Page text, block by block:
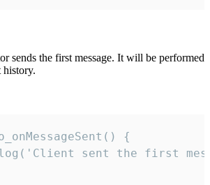
sends the first message. It will be performed
history.
{
sent the first